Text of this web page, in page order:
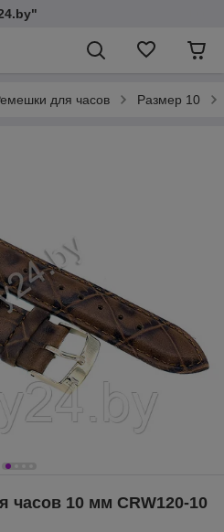
для часов Размер 10
10 мм CRW120-10